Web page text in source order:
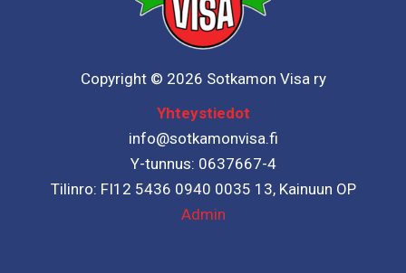
Copyright © 2026 Sotkamon Visa ry
Yhteystiedot
info@sotkamonvisa.fi
Y-tunnus: 0637667-4
Tilinro: FI12 5436 0940 0035 13, Kainuun OP
Admin